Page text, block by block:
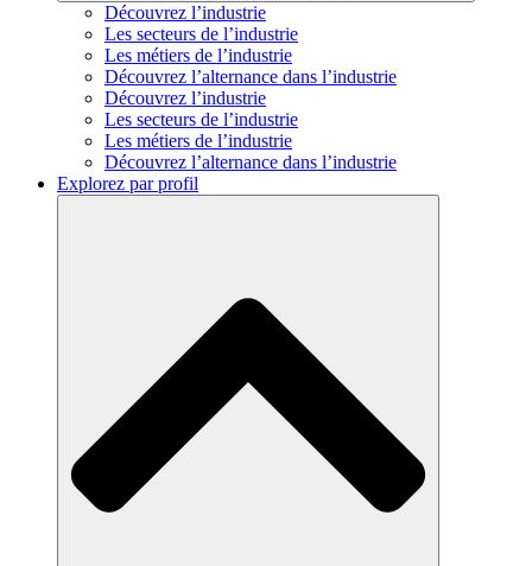
Découvrez l’industrie
Les secteurs de l’industrie
Les métiers de l’industrie
Découvrez l’alternance dans l’industrie
Découvrez l’industrie
Les secteurs de l’industrie
Les métiers de l’industrie
Découvrez l’alternance dans l’industrie
Explorez par profil